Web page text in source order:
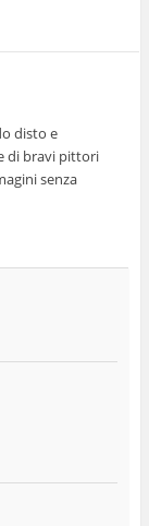
disto e
di bravi pittori
senza